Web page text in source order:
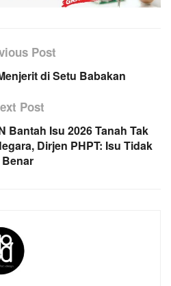
Post
di Setu Babakan
Post
Bantah Isu 2026 Tanah Tak
Dirjen PHPT: Isu Tidak
Benar